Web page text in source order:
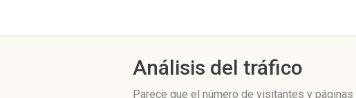
Análisis del tráfico
Parece que el número de visitantes y